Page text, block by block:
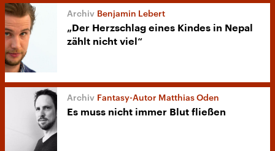
Benjamin Lebert
„Der Herzschlag eines Kindes in Nepal
zählt nicht viel“
Fantasy-Autor Matthias Oden
Es muss nicht immer Blut fließen